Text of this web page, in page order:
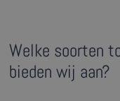
Welke soorten
bieden wij aan?